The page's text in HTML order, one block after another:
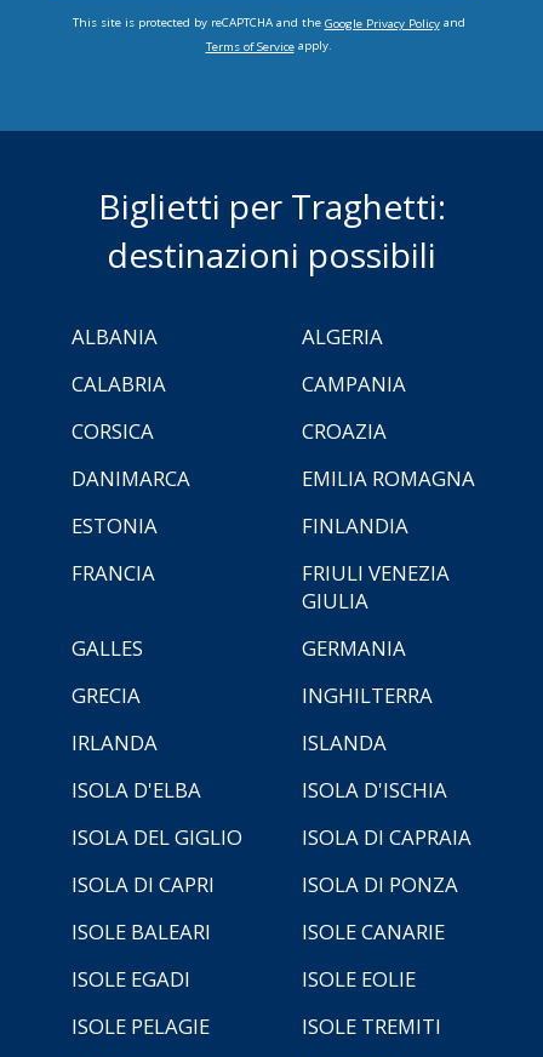
This site is protected by reCAPTCHA and the Google Privacy Policyand
Terms of Serviceapply.
Biglietti per Traghetti:
destinazioni possibili
ALBANIA
ALGERIA
CALABRIA
CAMPANIA
CORSICA
CROAZIA
DANIMARCA
EMILIA ROMAGNA
ESTONIA
FINLANDIA
FRANCIA
FRIULI VENEZIA
GIULIA
GALLES
GERMANIA
GRECIA
INGHILTERRA
IRLANDA
ISLANDA
ISOLA D'ELBA
ISOLA D'ISCHIA
ISOLA DEL GIGLIO
ISOLA DI CAPRAIA
ISOLA DI CAPRI
ISOLA DI PONZA
ISOLE BALEARI
ISOLE CANARIE
ISOLE EGADI
ISOLE EOLIE
ISOLE PELAGIE
ISOLE TREMITI